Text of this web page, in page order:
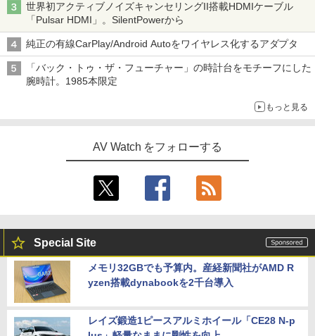
世界初アクティブノイズキャンセリングII搭載HDMIケーブル
「Pulsar HDMI」。SilentPowerから
純正の有線CarPlay/Android Autoをワイヤレス化するアダプタ
「バック・トゥ・ザ・フューチャー」の時計台をモチーフにした
腕時計。1985本限定
もっと見る
AV Watch をフォローする
Special Site
メモリ32GBでも予算内。産経新聞社がAMD R
yzen搭載dynabookを2千台導入
レイズ鍛造1ピースアルミホイール「CE28 N-p